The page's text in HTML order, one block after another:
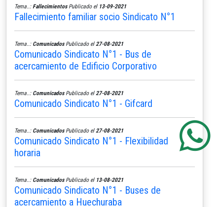
Tema..: FallecimientosPublicado el 13-09-2021
Fallecimiento familiar socio Sindicato N°1
Tema..: ComunicadosPublicado el 27-08-2021
Comunicado Sindicato N°1 - Bus de
acercamiento de Edificio Corporativo
Tema..: ComunicadosPublicado el 27-08-2021
Comunicado Sindicato N°1 - Gifcard
Tema..: ComunicadosPublicado el 27-08-2021
Comunicado Sindicato N°1 - Flexibilidad
horaria
Tema..: ComunicadosPublicado el 13-08-2021
Comunicado Sindicato N°1 - Buses de
acercamiento a Huechuraba